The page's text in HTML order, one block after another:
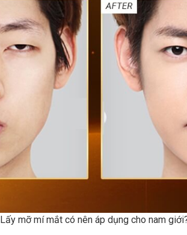
Lấy mỡ mí mắt có nên áp dụng cho nam